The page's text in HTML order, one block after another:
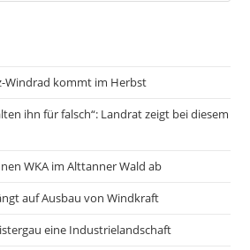
Windrad kommt im Herbst
ihn für falsch“: Landrat zeigt bei diesem
WKA im Alttanner Wald ab
auf Ausbau von Windkraft
eine Industrielandschaft